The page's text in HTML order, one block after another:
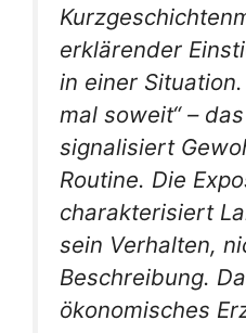
erklärender
in einer
mal soweit“ –
signalisiert
Routine. Die
charakterisiert
sein Verhalten,
Beschreibung.
ökonomisches